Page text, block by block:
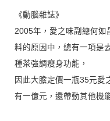
《動腦雜誌》
2005年，愛之味副總何如
料的原因中，總有一項是
種茶強調瘦身功能，
因此大膽定價一瓶35元愛
有一億元，還帶動其他機